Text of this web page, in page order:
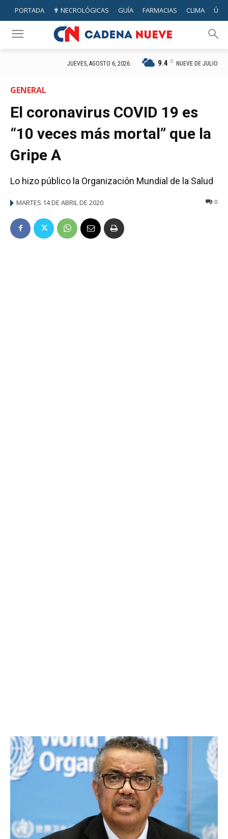
PORTADA ✟ NECROLÓGICAS GUÍA FARMACIAS CLIMA
JUEVES, AGOSTO 6, 2026 9.4 C NUEVE DE JULIO
GENERAL
El coronavirus COVID 19 es
“10 veces más mortal” que la
Gripe A
Lo hizo público la Organización Mundial de la Salud
MARTES 14 DE ABRIL DE 2020 0